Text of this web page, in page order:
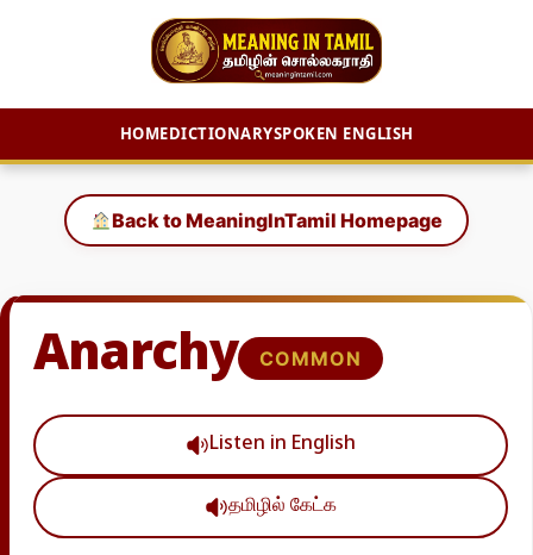
HOMEDICTIONARYSPOKEN ENGLISH
content
Back to MeaningInTamil Homepage
Anarchy COMMON
Listen in English
தமிழில் கேட்க